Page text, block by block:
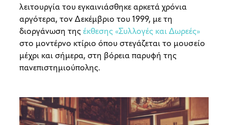
λειτουργία του εγκαινιάσθηκε αρκετά χρόνια
αργότερα, τον Δεκέμβριο του 1999, με τη
διοργάνωση τηςέκθεσης «Συλλογές και Δωρεές»
στο μοντέρνο κτίριο όπου στεγάζεται το μουσείο
μέχρι και σήμερα, στη βόρεια παρυφή της
πανεπιστημιούπολης.